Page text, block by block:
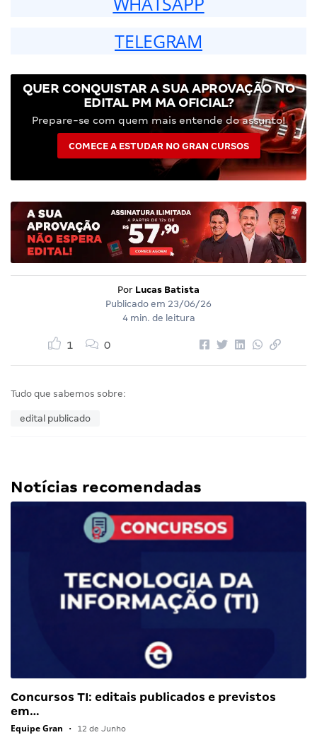
TELEGRAM
QUER CONQUISTAR A SUA APROVAÇÃO NO
EDITAL PM MA OFICIAL?
Prepare-se com quem mais entende do assunto!
COMECE A ESTUDAR NO GRAN CURSOS
Por Lucas Batista
Publicado em 23/06/26
4 min. de leitura
1 0
Tudo que sabemos sobre:
edital publicado
Notícias recomendadas
Concursos TI: editais publicados e previstos
em…
Equipe Gran • 12 de Junho